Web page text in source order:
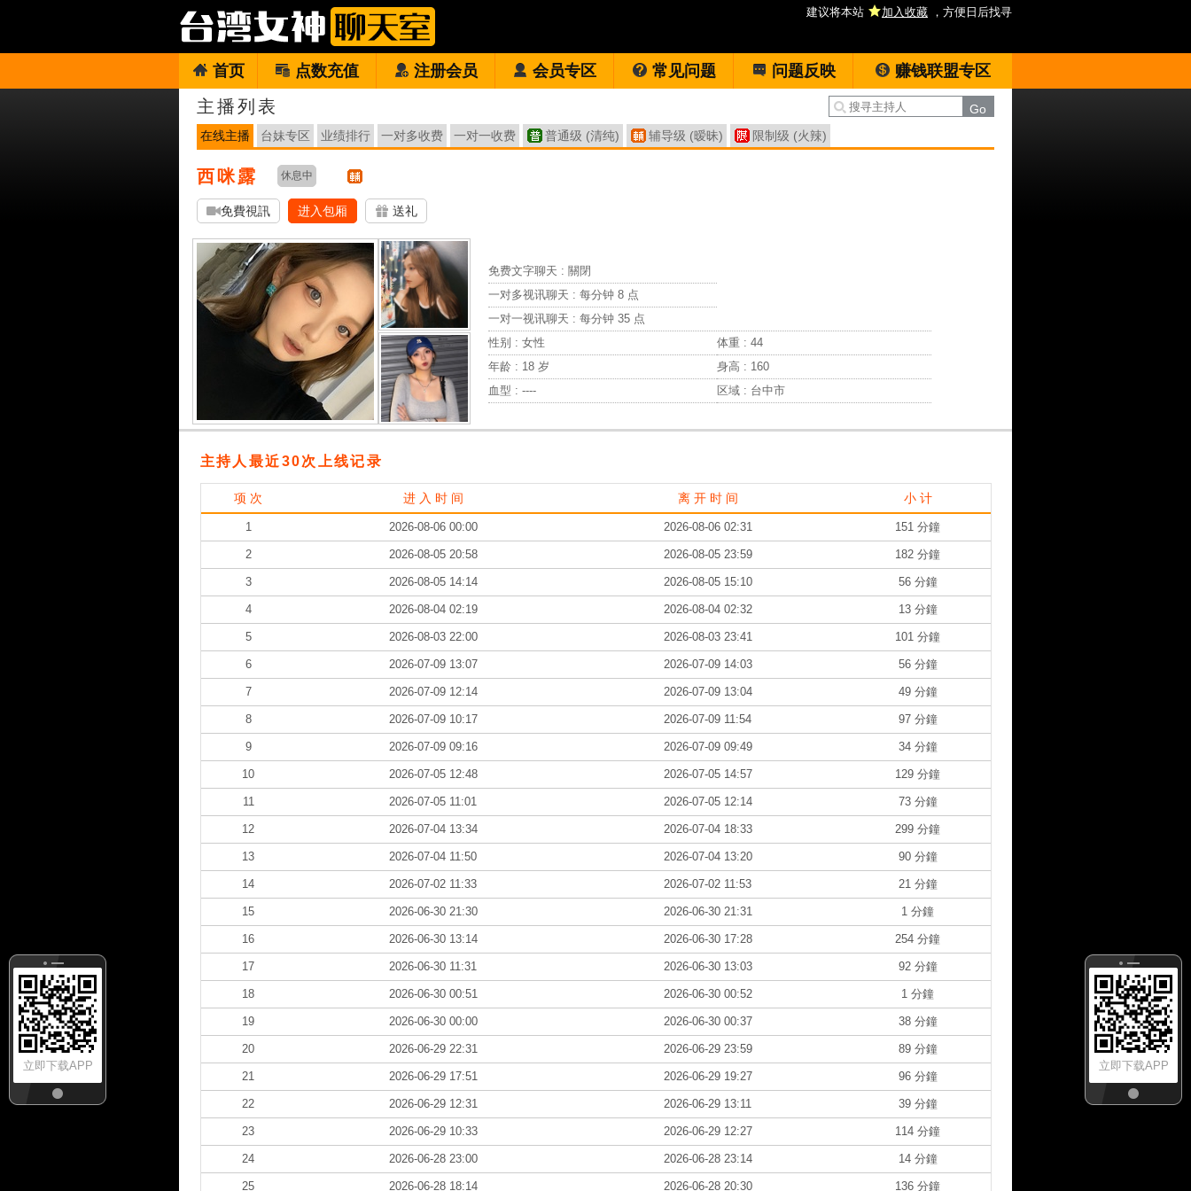
建议将本站 加入收藏 ，方便日后找寻
首页 点数充值 注册会员 会员专区 常见问题 问题反映 赚钱联盟专区
立即下载APP
立即下载APP
主播列表
在线主播 台妹专区 业绩排行 一对多收费 一对一收费 普通级 (清纯) 辅导级 (暧昧) 限制级 (火辣)
西咪露 休息中
免費視訊 进入包厢 送礼
免费文字聊天 : 關閉
一对多视讯聊天 : 每分钟 8 点
一对一视讯聊天 : 每分钟 35 点
性别 : 女性
体重 : 44
年龄 : 18 岁
身高 : 160
血型 : ----
区域 : 台中市
主持人最近30次上线记录
项 次 进 入 时 间 离 开 时 间 小 计
1 2026-08-06 00:00 2026-08-06 02:31 151 分鐘
2 2026-08-05 20:58 2026-08-05 23:59 182 分鐘
3 2026-08-05 14:14 2026-08-05 15:10 56 分鐘
4 2026-08-04 02:19 2026-08-04 02:32 13 分鐘
5 2026-08-03 22:00 2026-08-03 23:41 101 分鐘
6 2026-07-09 13:07 2026-07-09 14:03 56 分鐘
7 2026-07-09 12:14 2026-07-09 13:04 49 分鐘
8 2026-07-09 10:17 2026-07-09 11:54 97 分鐘
9 2026-07-09 09:16 2026-07-09 09:49 34 分鐘
10 2026-07-05 12:48 2026-07-05 14:57 129 分鐘
11 2026-07-05 11:01 2026-07-05 12:14 73 分鐘
12 2026-07-04 13:34 2026-07-04 18:33 299 分鐘
13 2026-07-04 11:50 2026-07-04 13:20 90 分鐘
14 2026-07-02 11:33 2026-07-02 11:53 21 分鐘
15 2026-06-30 21:30 2026-06-30 21:31 1 分鐘
16 2026-06-30 13:14 2026-06-30 17:28 254 分鐘
17 2026-06-30 11:31 2026-06-30 13:03 92 分鐘
18 2026-06-30 00:51 2026-06-30 00:52 1 分鐘
19 2026-06-30 00:00 2026-06-30 00:37 38 分鐘
20 2026-06-29 22:31 2026-06-29 23:59 89 分鐘
21 2026-06-29 17:51 2026-06-29 19:27 96 分鐘
22 2026-06-29 12:31 2026-06-29 13:11 39 分鐘
23 2026-06-29 10:33 2026-06-29 12:27 114 分鐘
24 2026-06-28 23:00 2026-06-28 23:14 14 分鐘
25 2026-06-28 18:14 2026-06-28 20:30 136 分鐘